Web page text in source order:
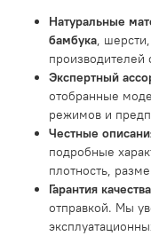
Натуральные
бамбука,
производителей
Экспертный
отобранные
режимов и
Честные
подробные
плотность,
Гарантия
отправкой. Мы